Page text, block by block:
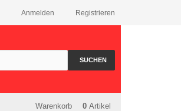
Registrieren
Anmelden
SUCHEN
Warenkorb 0 Artikel